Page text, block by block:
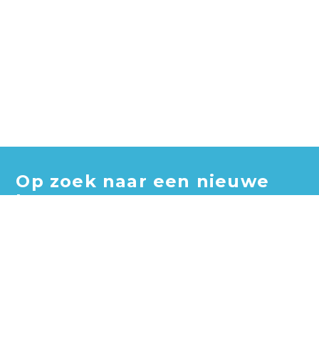
Op zoek naar een nieuwe
baan?